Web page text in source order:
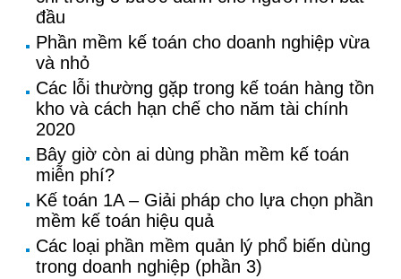
đầu
Phần mềm kế toán cho doanh nghiệp vừa
và nhỏ
Các lỗi thường gặp trong kế toán hàng tồn
kho và cách hạn chế cho năm tài chính
2020
Bây giờ còn ai dùng phần mềm kế toán
miễn phí?
Kế toán 1A – Giải pháp cho lựa chọn phần
mềm kế toán hiệu quả
Các loại phần mềm quản lý phổ biến dùng
trong doanh nghiệp (phần 3)